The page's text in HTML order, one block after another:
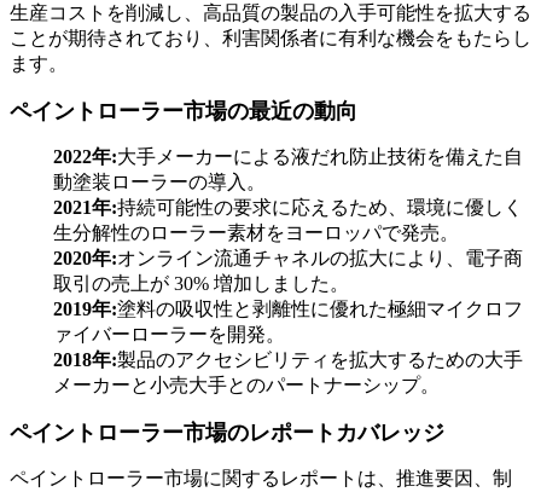
生産コストを削減し、高品質の製品の入手可能性を拡大する
ことが期待されており、利害関係者に有利な機会をもたらし
ます。
ペイントローラー市場の最近の動向
2022年:大手メーカーによる液だれ防止技術を備えた自
動塗装ローラーの導入。
2021年:持続可能性の要求に応えるため、環境に優しく
生分解性のローラー素材をヨーロッパで発売。
2020年:オンライン流通チャネルの拡大により、電子商
取引の売上が 30% 増加しました。
2019年:塗料の吸収性と剥離性に優れた極細マイクロフ
ァイバーローラーを開発。
2018年:製品のアクセシビリティを拡大するための大手
メーカーと小売大手とのパートナーシップ。
ペイントローラー市場のレポートカバレッジ
ペイントローラー市場に関するレポートは、推進要因、制